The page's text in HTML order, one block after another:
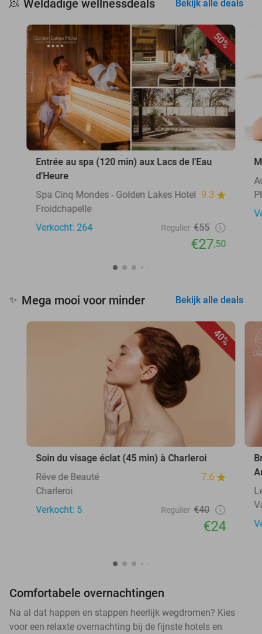
🧖 Weldadige wellnessdeals Bekijk alle deals
50%
Entrée au spa (120 min) aux Lacs de l'Eau
d'Heure
Spa Cinq Mondes - Golden Lakes Hotel 9.3
Froidchapelle
Verkocht: 264
Regulier €55
€27,50
✨ Mega mooi voor minder Bekijk alle deals
40%
Soin du visage éclat (45 min) à Charleroi
Rêve de Beauté
7.6
Charleroi
Verkocht: 5
Regulier €40
€24
Comfortabele overnachtingen
Na al dat happen en stappen heerlijk wegdromen? Kies
voor een relaxte overnachting bij de fijnste hotels en